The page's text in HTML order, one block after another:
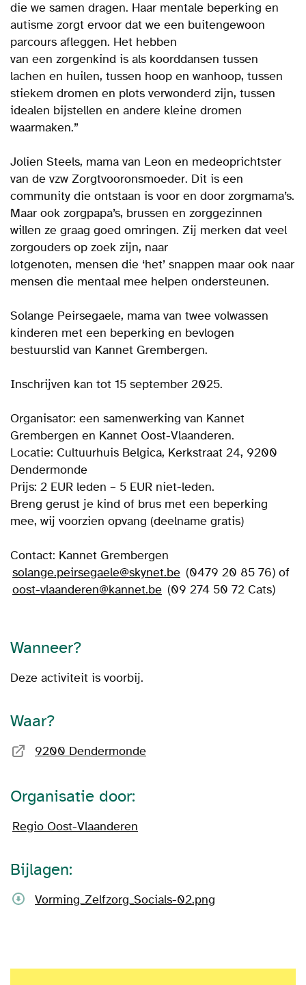
die we samen dragen. Haar mentale beperking en
autisme zorgt ervoor dat we een buitengewoon
parcours afleggen. Het hebben
van een zorgenkind is als koorddansen tussen
lachen en huilen, tussen hoop en wanhoop, tussen
stiekem dromen en plots verwonderd zijn, tussen
idealen bijstellen en andere kleine dromen
waarmaken.”
Jolien Steels, mama van Leon en medeoprichtster
van de vzw Zorgtvooronsmoeder. Dit is een
community die ontstaan is voor en door zorgmama’s.
Maar ook zorgpapa’s, brussen en zorggezinnen
willen ze graag goed omringen. Zij merken dat veel
zorgouders op zoek zijn, naar
lotgenoten, mensen die ‘het’ snappen maar ook naar
mensen die mentaal mee helpen ondersteunen.
Solange Peirsegaele, mama van twee volwassen
kinderen met een beperking en bevlogen
bestuurslid van Kannet Grembergen.
Inschrijven kan tot 15 september 2025.
Organisator: een samenwerking van Kannet
Grembergen en Kannet Oost-Vlaanderen.
Locatie: Cultuurhuis Belgica, Kerkstraat 24, 9200
Dendermonde
Prijs: 2 EUR leden – 5 EUR niet-leden.
Breng gerust je kind of brus met een beperking
mee, wij voorzien opvang (deelname gratis)
Contact: Kannet Grembergen
solange.peirsegaele@skynet.be (0479 20 85 76) of
oost-vlaanderen@kannet.be (09 274 50 72 Cats)
Wanneer?
Deze activiteit is voorbij.
Waar?
9200 Dendermonde
Organisatie door:
Regio Oost-Vlaanderen
Bijlagen:
Vorming_Zelfzorg_Socials-02.png